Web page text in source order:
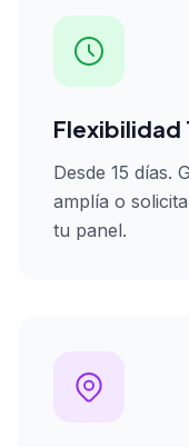
Flexibilidad
Desde 15 días.
amplía o
tu panel.